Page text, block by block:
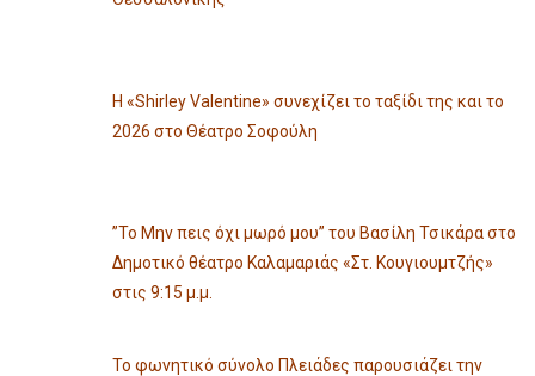
Η «Shirley Valentine» συνεχίζει το ταξίδι της και το
2026 στο Θέατρο Σοφούλη
”Το Μην πεις όχι μωρό μου” του Βασίλη Τσικάρα στο
Δημοτικό θέατρο Καλαμαριάς «Στ. Κουγιουμτζής»
στις 9:15 μ.μ.
Το φωνητικό σύνολο Πλειάδες παρουσιάζει την